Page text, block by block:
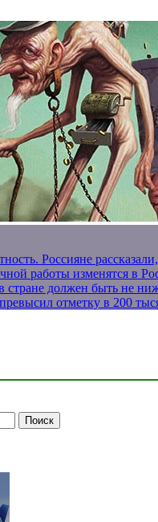
Россияне
работы изменятся в
должен быть не
отметку в 200